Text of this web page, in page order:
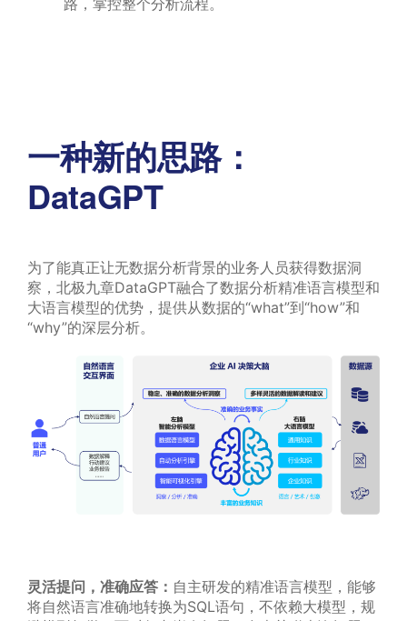
一种新的思路：
DataGPT
为了能真正让无数据分析背景的业务人员获得数据洞
察，北极九章DataGPT融合了数据分析精准语言模型和
大语言模型的优势，提供从数据的“what”到“how”和
“why”的深层分析。
灵活提问，准确应答： 自主研发的精准语言模型，能够
将自然语言准确地转换为SQL语句，不依赖大模型，规